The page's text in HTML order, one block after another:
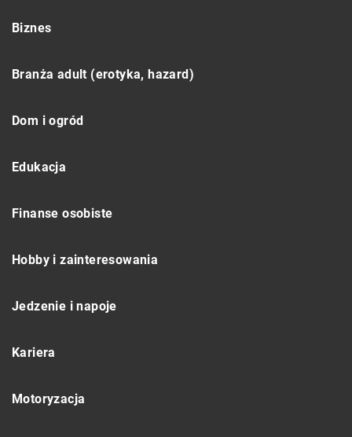
Biznes
Branża adult (erotyka, hazard)
Dom i ogród
Edukacja
Finanse osobiste
Hobby i zainteresowania
Jedzenie i napoje
Kariera
Motoryzacja